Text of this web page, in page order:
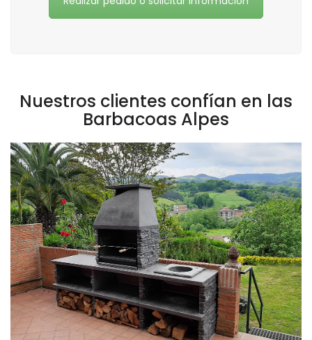
Nuestros clientes confían en las
Barbacoas Alpes